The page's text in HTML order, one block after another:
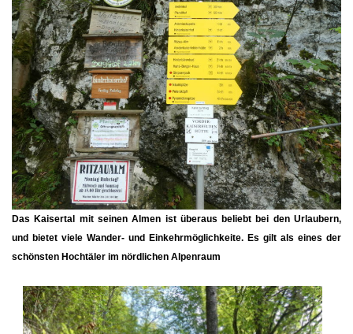
Das Kaisertal mit seinen Almen ist überaus beliebt bei den Urlaubern,
und bietet viele Wander- und Einkehrmöglichkeite. Es gilt als eines der
schönsten Hochtäler im nördlichen Alpenraum